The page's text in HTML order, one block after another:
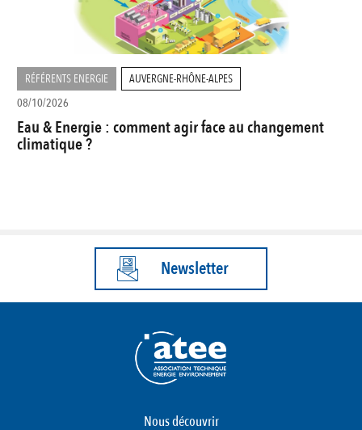
RÉFÉRENTS ENERGIE
AUVERGNE-RHÔNE-ALPES
08/10/2026
Eau & Energie : comment agir face au changement
climatique ?
Newsletter
Nous découvrir